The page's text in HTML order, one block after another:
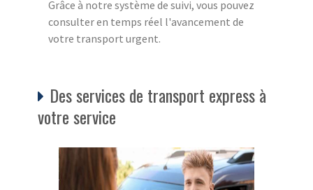
Grâce à notre système de suivi, vous pouvez
consulter en temps réel l'avancement de
votre transport urgent.
Des services de transport express à
votre service